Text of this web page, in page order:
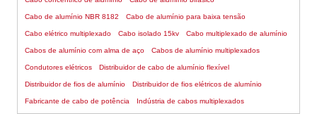
Cabo de alumínio NBR 8182 Cabo de alumínio para baixa tensão
Cabo elétrico multiplexado Cabo isolado 15kv Cabo multiplexado de alumínio
Cabos de alumínio com alma de aço Cabos de alumínio multiplexados
Condutores elétricos Distribuidor de cabo de alumínio flexível
Distribuidor de fios de alumínio Distribuidor de fios elétricos de alumínio
Fabricante de cabo de potência Indústria de cabos multiplexados